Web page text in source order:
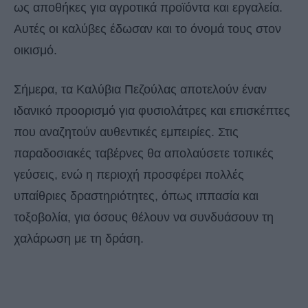
ως αποθήκες για αγροτικά προϊόντα και εργαλεία.
Αυτές οι καλύβες έδωσαν και το όνομά τους στον
οικισμό.
Σήμερα, τα Καλύβια Πεζούλας αποτελούν έναν
ιδανικό προορισμό για φυσιολάτρες και επισκέπτες
που αναζητούν αυθεντικές εμπειρίες. Στις
παραδοσιακές ταβέρνες θα απολαύσετε τοπικές
γεύσεις, ενώ η περιοχή προσφέρει πολλές
υπαίθριες δραστηριότητες, όπως ιππασία και
τοξοβολία, για όσους θέλουν να συνδυάσουν τη
χαλάρωση με τη δράση.